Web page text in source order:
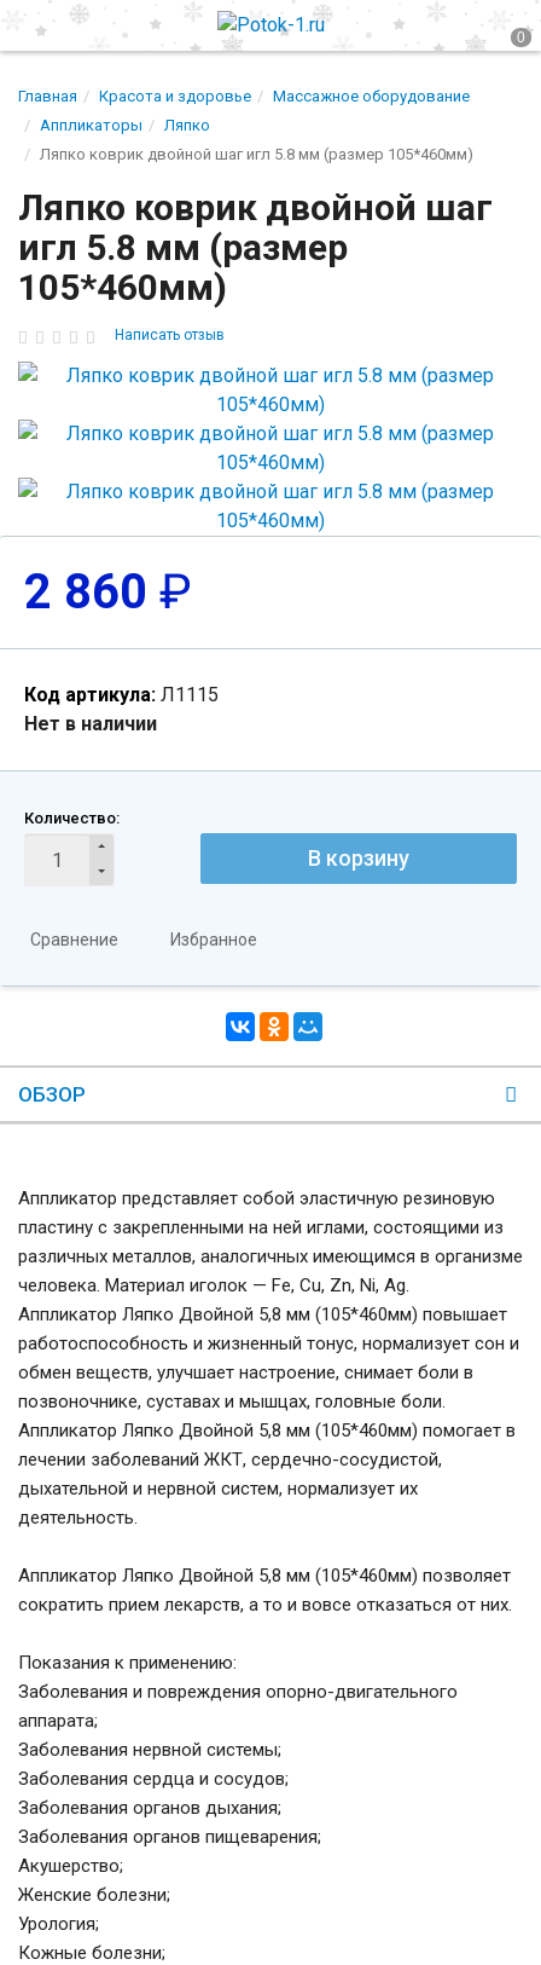
Главная Красота и здоровье
Массажное оборудование
Аппликаторы
Ляпко
Ляпко коврик двойной шаг игл 5.8 мм (размер 105*460мм)
Ляпко коврик двойной шаг
игл 5.8 мм (размер
105*460мм)
Написать отзыв
2 860 ₽
Код артикула: Л1115
Нет в наличии
Количество:
В корзину
Сравнение Избранное
ОБЗОР
Аппликатор представляет собой эластичную резиновую
пластину с закрепленными на ней иглами, состоящими из
различных металлов, аналогичных имеющимся в организме
человека. Материал иголок — Fe, Cu, Zn, Ni, Ag.
Аппликатор Ляпко Двойной 5,8 мм (105*460мм) повышает
работоспособность и жизненный тонус, нормализует сон и
обмен веществ, улучшает настроение, снимает боли в
позвоночнике, суставах и мышцах, головные боли.
Аппликатор Ляпко Двойной 5,8 мм (105*460мм) помогает в
лечении заболеваний ЖКТ, сердечно-сосудистой,
дыхательной и нервной систем, нормализует их
деятельность.
Аппликатор Ляпко Двойной 5,8 мм (105*460мм) позволяет
сократить прием лекарств, а то и вовсе отказаться от них.
Показания к применению:
Заболевания и повреждения опорно-двигательного
аппарата;
Заболевания нервной системы;
Заболевания сердца и сосудов;
Заболевания органов дыхания;
Заболевания органов пищеварения;
Акушерство;
Женские болезни;
Урология;
Кожные болезни;